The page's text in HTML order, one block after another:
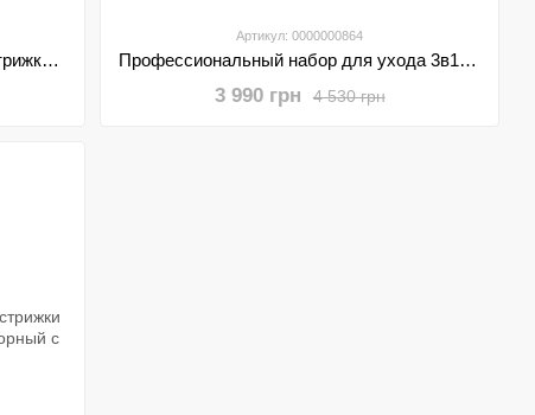
Профессиональная машинка для стрижки VGR V-170 Аккумуляторная 6 насадок
Артикул: 0000000864
Профессиональный набор для ухода 3в1 машинка для стрижки триммер и электробритва VGR V-640 S3 зелёный.
4 530 грн
3 990 грн